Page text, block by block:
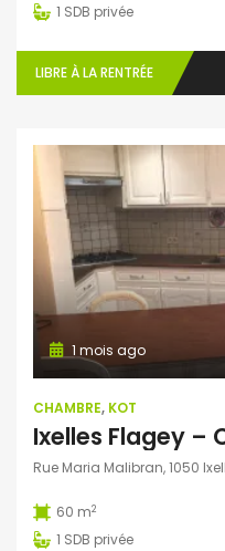
1 SDB privée
LIBRE À LA RENTRÉE
1 mois ago
CHAMBRE, KOT
Rue Maria Malibran, 1050
60 m2
1 SDB privée